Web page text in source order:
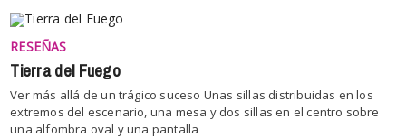
RESEÑAS
Tierra del Fuego
Ver más allá de un trágico suceso Unas sillas distribuidas en los
extremos del escenario, una mesa y dos sillas en el centro sobre
una alfombra oval y una pantalla